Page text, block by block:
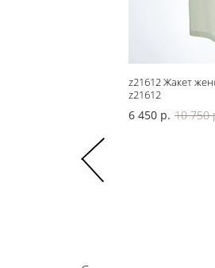
z21612 Жакет
z21612
6 450 р. 10 750